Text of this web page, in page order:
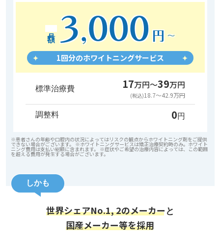
3,000 円 〜
1回分のホワイトニングサービス
標準治療費 17万円〜39万円
(税込)18.7～42.9万円
調整料 0円
※患者さんの年齢や口腔内の状況によってはリスクの観点からホワイトニング剤をご提供
できない場合がございます。 ※ホワイトニングサービスは矯正治療契約時のみ。ホワイト
ニング費用は支払い総額に含まれます。 ※症状やご希望の治療内容によっては、この範囲
を超える費用が発生する場合がございます。
しかも
世界シェアNo.1, 2のメーカー と
国産メーカー等を採用